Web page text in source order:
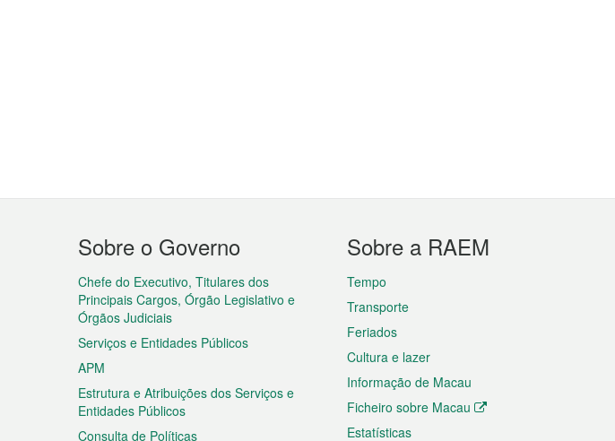
Menu
do
rodapé
Sobre o Governo
Chefe do Executivo, Titulares dos
Principais Cargos, Órgão Legislativo e
Órgãos Judiciais
Serviços e Entidades Públicos
APM
Estrutura e Atribuições dos Serviços e
Entidades Públicos
Consulta de Políticas
Sobre a RAEM
Tempo
Transporte
Feriados
Cultura e lazer
Informação de Macau
Ficheiro sobre Macau
Estatísticas